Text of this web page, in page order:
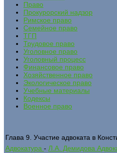
Право
Прокурорский надзор
Римское право
Семейное право
ТГП
Трудовое право
Уголовное право
Уголовный процесс
Финансовое право
Хозяйственное право
Экологическое право
Учебные материалы
Кодексы
Военное право
Глава 9. Участие адвоката в
Адвокатура - Л.А. Демидова